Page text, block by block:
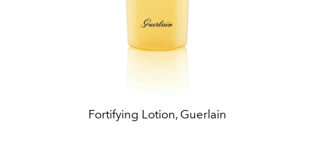
Fortifying Lotion, Guerlain